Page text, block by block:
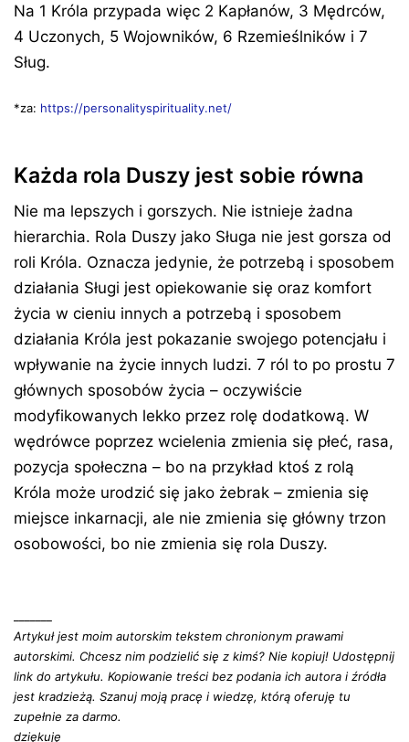
Na 1 Króla przypada więc 2 Kapłanów, 3 Mędrców,
4 Uczonych, 5 Wojowników, 6 Rzemieślników i 7
Sług.
*za: https://personalityspirituality.net/
Każda rola Duszy jest sobie równa
Nie ma lepszych i gorszych. Nie istnieje żadna
hierarchia. Rola Duszy jako Sługa nie jest gorsza od
roli Króla. Oznacza jedynie, że potrzebą i sposobem
działania Sługi jest opiekowanie się oraz komfort
życia w cieniu innych a potrzebą i sposobem
działania Króla jest pokazanie swojego potencjału i
wpływanie na życie innych ludzi. 7 ról to po prostu 7
głównych sposobów życia – oczywiście
modyfikowanych lekko przez rolę dodatkową. W
wędrówce poprzez wcielenia zmienia się płeć, rasa,
pozycja społeczna – bo na przykład ktoś z rolą
Króla może urodzić się jako żebrak – zmienia się
miejsce inkarnacji, ale nie zmienia się główny trzon
osobowości, bo nie zmienia się rola Duszy.
Artykuł jest moim autorskim tekstem chronionym prawami
autorskimi. Chcesz nim podzielić się z kimś? Nie kopiuj! Udostępnij
link do artykułu. Kopiowanie treści bez podania ich autora i źródła
jest kradzieżą. Szanuj moją pracę i wiedzę, którą oferuję tu
zupełnie za darmo.
dziękuję